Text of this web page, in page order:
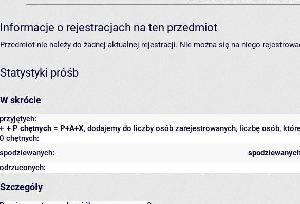
Informacje o rejestracjach na ten przedmiot
Przedmiot nie należy do żadnej aktualnej rejestracji. Nie można się na niego
Statystyki próśb
W skrócie
przyjętych:
+ P chętnych = P+A+X, dodajemy do liczby osób zarejestrowanych, liczbę osób,
+
0 chętnych:
spodziewanych:
odrzuconych:
Szczegóły